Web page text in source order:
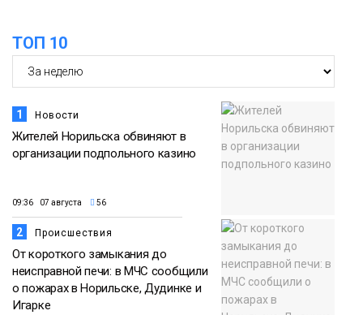
13:10
06 августа
ТОП 10
1 Новости
Жителей Норильска обвиняют в
организации подпольного казино
09:36 07 августа 56
2 Происшествия
От короткого замыкания до
неисправной печи: в МЧС сообщили
о пожарах в Норильске, Дудинке и
Игарке